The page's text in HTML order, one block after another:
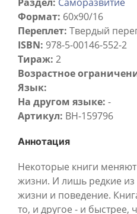
Формат: 60x90/16
Переплет: Твердый
ISBN: 978-5-00146-552-2
Тираж: 2
Возрастное
Язык:
На другом языке: -
Артикул: BH-159796
Аннотация
Некоторые книги
жизни. И лишь редкие
жизни и поведение.
то, и другое - и